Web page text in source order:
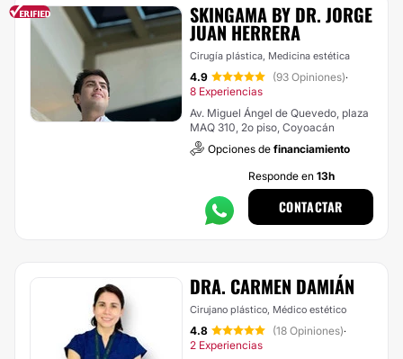
SKINGAMA BY DR. JORGE
JUAN HERRERA
Cirugía plástica, Medicina estética
4.9 (93 Opiniones)·
8 Experiencias
Av. Miguel Ángel de Quevedo, plaza
MAQ 310, 2o piso, Coyoacán
Opciones de financiamiento
Responde en 13h
CONTACTAR
DRA. CARMEN DAMIÁN
Cirujano plástico, Médico estético
4.8 (18 Opiniones)·
2 Experiencias